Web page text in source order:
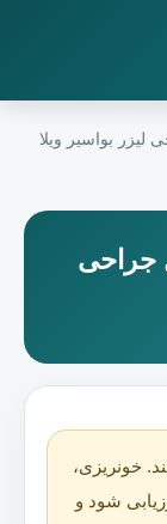
بواسیر ویلا
جراحی
خونریزی،
شود و